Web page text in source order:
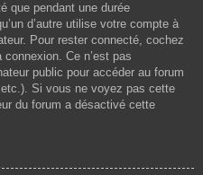
que pendant une durée
d’autre utilise votre compte à
Pour rester connecté, cochez
connexion. Ce n’est pas
public pour accéder au forum
Si vous ne voyez pas cette
du forum a désactivé cette